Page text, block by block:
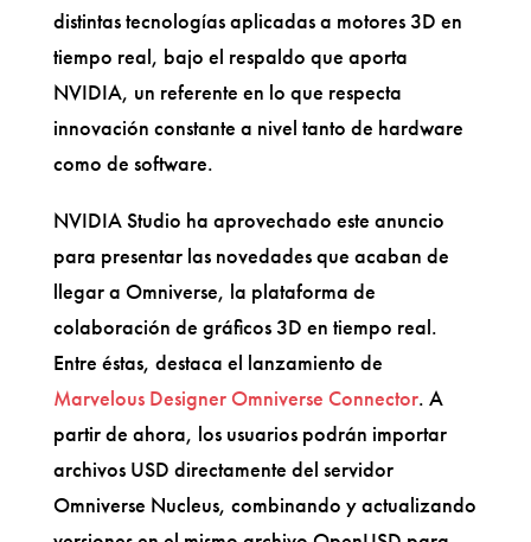
distintas tecnologías aplicadas a motores 3D en
tiempo real, bajo el respaldo que aporta
NVIDIA, un referente en lo que respecta
innovación constante a nivel tanto de hardware
como de software.
NVIDIA Studio ha aprovechado este anuncio
para presentar las novedades que acaban de
llegar a Omniverse, la plataforma de
colaboración de gráficos 3D en tiempo real.
Entre éstas, destaca el lanzamiento de
Marvelous Designer Omniverse Connector. A
partir de ahora, los usuarios podrán importar
archivos USD directamente del servidor
Omniverse Nucleus, combinando y actualizando